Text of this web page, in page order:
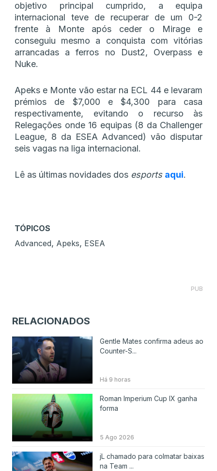
objetivo principal cumprido, a equipa
internacional teve de recuperar de um 0-2
frente à Monte após ceder o Mirage e
conseguiu mesmo a conquista com vitórias
arrancadas a ferros no Dust2, Overpass e
Nuke.
Apeks e Monte vão estar na ECL 44 e levaram
prémios de $7,000 e $4,300 para casa
respectivamente, evitando o recurso às
Relegações onde 16 equipas (8 da Challenger
League, 8 da ESEA Advanced) vão disputar
seis vagas na liga internacional.
Lê as últimas novidades dos esports aqui.
TÓPICOS
Advanced, Apeks, ESEA
PUB
RELACIONADOS
Gentle Mates confirma adeus ao
Counter-S...
Há 9 horas
Roman Imperium Cup IX ganha
forma
5 Ago 2026
jL chamado para colmatar baixas
na Team ...